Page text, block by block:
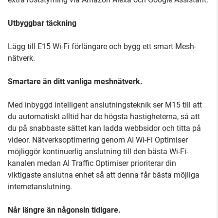
Utbyggbar täckning
Lägg till E15 Wi-Fi förlängare och bygg ett smart Mesh-
nätverk.
Smartare än ditt vanliga meshnätverk.
Med inbyggd intelligent anslutningsteknik ser M15 till att
du automatiskt alltid har de högsta hastigheterna, så att
du på snabbaste sättet kan ladda webbsidor och titta på
videor. Nätverksoptimering genom AI Wi-Fi Optimiser
möjliggör kontinuerlig anslutning till den bästa Wi-Fi-
kanalen medan AI Traffic Optimiser prioriterar din
viktigaste anslutna enhet så att denna får bästa möjliga
internetanslutning.
Når längre än någonsin tidigare.